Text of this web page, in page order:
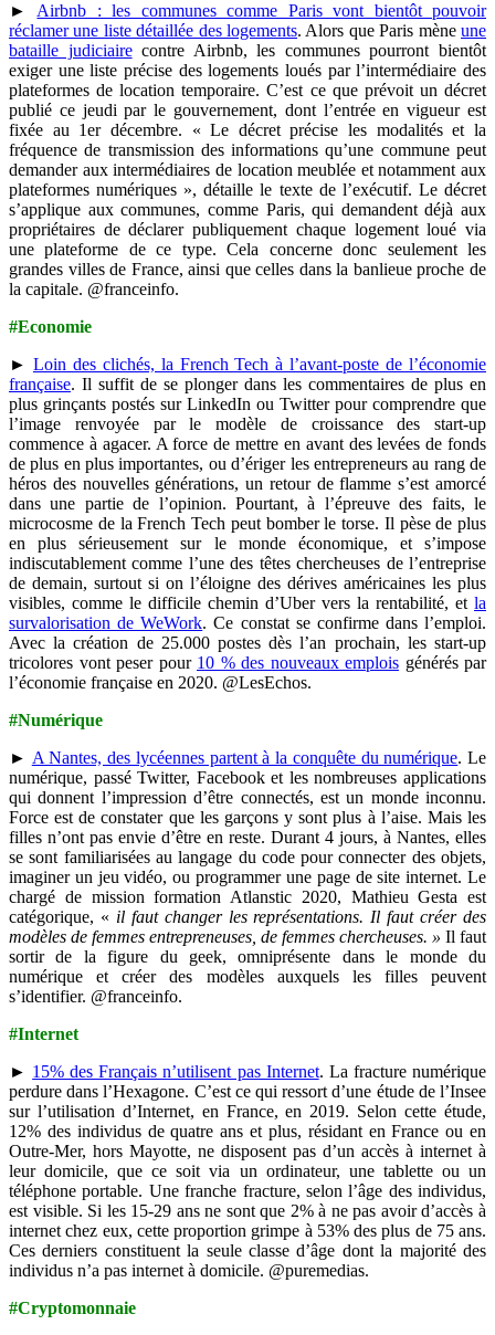
► Airbnb : les communes comme Paris vont bientôt pouvoir
réclamer une liste détaillée des logements. Alors que Paris mène une
bataille judiciairecontre Airbnb, les communes pourront bientôt
exiger une liste précise des logements loués par l’intermédiaire des
plateformes de location temporaire. C’est ce que prévoit un décret
publié ce jeudi par le gouvernement, dont l’entrée en vigueur est
fixée au 1er décembre. « Le décret précise les modalités et la
fréquence de transmission des informations qu’une commune peut
demander aux intermédiaires de location meublée et notamment aux
plateformes numériques », détaille le texte de l’exécutif. Le décret
s’applique aux communes, comme Paris, qui demandent déjà aux
propriétaires de déclarer publiquement chaque logement loué via
une plateforme de ce type. Cela concerne donc seulement les
grandes villes de France, ainsi que celles dans la banlieue proche de
la capitale. @franceinfo.
#Economie
► Loin des clichés, la French Tech à l’avant-poste de l’économie
française. Il suffit de se plonger dans les commentaires de plus en
plus grinçants postés sur LinkedIn ou Twitter pour comprendre que
l’image renvoyée par le modèle de croissance des start-up
commence à agacer. A force de mettre en avant des levées de fonds
de plus en plus importantes, ou d’ériger les entrepreneurs au rang de
héros des nouvelles générations, un retour de flamme s’est amorcé
dans une partie de l’opinion. Pourtant, à l’épreuve des faits, le
microcosme de la French Tech peut bomber le torse. Il pèse de plus
en plus sérieusement sur le monde économique, et s’impose
indiscutablement comme l’une des têtes chercheuses de l’entreprise
de demain, surtout si on l’éloigne des dérives américaines les plus
visibles, comme le difficile chemin d’Uber vers la rentabilité, et la
survalorisation de WeWork. Ce constat se confirme dans l’emploi.
Avec la création de 25.000 postes dès l’an prochain, les start-up
tricolores vont peser pour 10 % des nouveaux emplois générés par
l’économie française en 2020. @LesEchos.
#Numérique
► A Nantes, des lycéennes partent à la conquête du numérique. Le
numérique, passé Twitter, Facebook et les nombreuses applications
qui donnent l’impression d’être connectés, est un monde inconnu.
Force est de constater que les garçons y sont plus à l’aise. Mais les
filles n’ont pas envie d’être en reste. Durant 4 jours, à Nantes, elles
se sont familiarisées au langage du code pour connecter des objets,
imaginer un jeu vidéo, ou programmer une page de site internet. Le
chargé de mission formation Atlanstic 2020, Mathieu Gesta est
catégorique, « il faut changer les représentations. Il faut créer des
modèles de femmes entrepreneuses, de femmes chercheuses. » Il faut
sortir de la figure du geek, omniprésente dans le monde du
numérique et créer des modèles auxquels les filles peuvent
s’identifier. @franceinfo.
#Internet
► 15% des Français n’utilisent pas Internet. La fracture numérique
perdure dans l’Hexagone. C’est ce qui ressort d’une étude de l’Insee
sur l’utilisation d’Internet, en France, en 2019. Selon cette étude,
12% des individus de quatre ans et plus, résidant en France ou en
Outre-Mer, hors Mayotte, ne disposent pas d’un accès à internet à
leur domicile, que ce soit via un ordinateur, une tablette ou un
téléphone portable. Une franche fracture, selon l’âge des individus,
est visible. Si les 15-29 ans ne sont que 2% à ne pas avoir d’accès à
internet chez eux, cette proportion grimpe à 53% des plus de 75 ans.
Ces derniers constituent la seule classe d’âge dont la majorité des
individus n’a pas internet à domicile. @puremedias.
#Cryptomonnaie